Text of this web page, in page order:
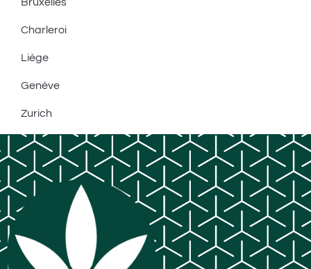
Bruxelles
Charleroi
Liège
Genève
Zurich